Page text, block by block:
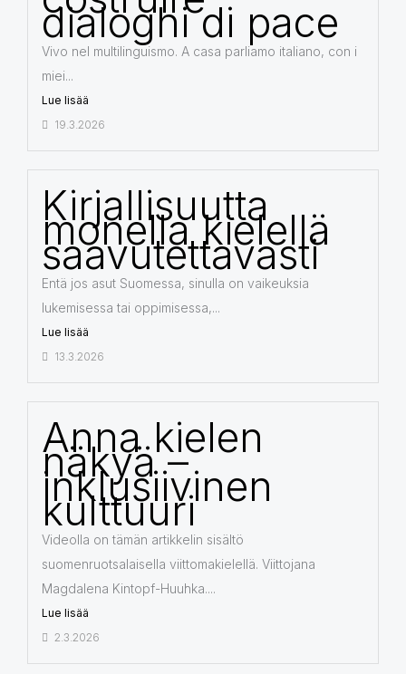
dialoghi di pace
Vivo nel multilinguismo. A casa parliamo italiano, con i
miei...
Lue lisää
19.3.2026
Kirjallisuutta
monella kielellä
saavutettavasti
Entä jos asut Suomessa, sinulla on vaikeuksia
lukemisessa tai oppimisessa,...
Lue lisää
13.3.2026
Anna kielen
näkyä –
inklusiivinen
kulttuuri
Videolla on tämän artikkelin sisältö
suomenruotsalaisella viittomakielellä. Viittojana
Magdalena Kintopf-Huuhka....
Lue lisää
2.3.2026